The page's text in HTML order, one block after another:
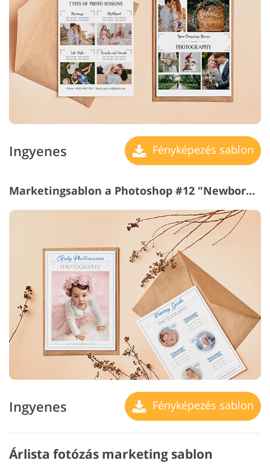
Ingyenes Fényképezés sablon
Marketingsablon a Photoshop #12 "Newborn Photography"
Ingyenes Fényképezés sablon
Árlista fotózás marketing sablon